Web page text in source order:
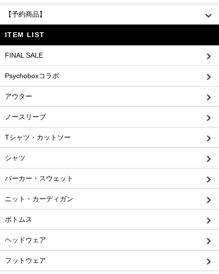
【予約商品】
ITEM LIST
FINAL SALE
Psychoboxコラボ
アウター
ノースリーブ
Tシャツ・カットソー
シャツ
パーカー・スウェット
ニット・カーディガン
ボトムス
ヘッドウェア
フットウェア